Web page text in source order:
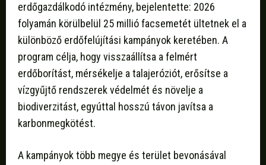
erdőgazdálkodó intézmény, bejelentette: 2026
folyamán körülbelül 25 millió facsemetét ültetnek el a
különböző erdőfelújítási kampányok keretében. A
program célja, hogy visszaállítsa a felmért
erdőborítást, mérsékelje a talajeróziót, erősítse a
vízgyűjtő rendszerek védelmét és növelje a
biodiverzitást, egyúttal hosszú távon javítsa a
karbonmegkötést.
A kampányok több megye és terület bevonásával